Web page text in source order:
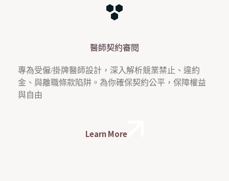
醫師契約審閱
專為受僱/掛牌醫師設計，深入解析競業禁止、違約
金、與離職條款陷阱。為你確保契約公平，保障權益
與自由
Learn More